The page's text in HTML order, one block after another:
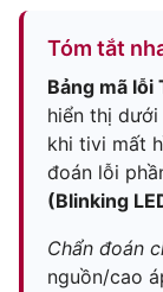
Tóm tắt
Bảng mã lỗi
hiển thị
khi tivi mất
đoán lỗi
(Blinking
Chẩn đoán
nguồn/cao